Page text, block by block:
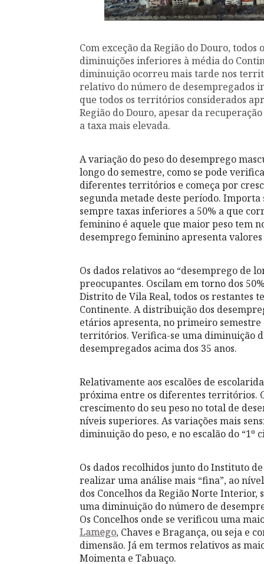
Com exceção da Região do Douro,
diminuições inferiores à média do
diminuição ocorreu mais tarde nos
relativo do número de desempregados
que todos os territórios considerados
Região do Douro, apesar da
a taxa mais elevada.
A variação do peso do desemprego
longo do semestre, como se pode
diferentes territórios e começa por
segunda metade deste período.
sempre taxas inferiores a 50% a que
feminino é aquele que maior peso tem
desemprego feminino apresenta valores
Os dados relativos ao “desemprego de
preocupantes. Oscilam em torno dos
Distrito de Vila Real, todos os restantes
Continente. A distribuição dos
etários apresenta, no primeiro semestre
territórios. Verifica-se uma diminuição
desempregados acima dos 35 anos.
Relativamente aos escalões de
próxima entre os diferentes territórios.
crescimento do seu peso no total de
níveis superiores. As variações mais
diminuição do peso, e no escalão do “1º
Os dados recolhidos junto do Instituto
realizar uma análise mais “fina”, ao
dos Concelhos da Região Norte
uma diminuição do número de
Os Concelhos onde se verificou uma
Lamego, Chaves e Bragança, ou seja e
dimensão. Já em termos relativos as
Moimenta e Tabuaço.